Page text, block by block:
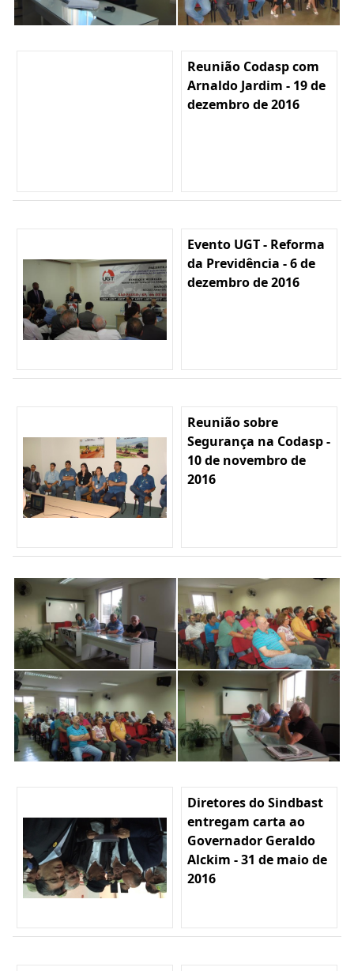
Reunião Codasp com
Arnaldo Jardim - 19 de
dezembro de 2016
Evento UGT - Reforma
da Previdência - 6 de
dezembro de 2016
Reunião sobre
Segurança na Codasp -
10 de novembro de
2016
Diretores do Sindbast
entregam carta ao
Governador Geraldo
Alckim - 31 de maio de
2016